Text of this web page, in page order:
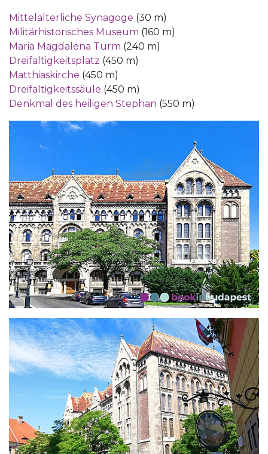
Mittelalterliche Synagoge (30 m)
Militärhistorisches Museum (160 m)
Maria Magdalena Turm (240 m)
Dreifaltigkeitsplatz (450 m)
Matthiaskirche (450 m)
Dreifaltigkeitssäule (450 m)
Denkmal des heiligen Stephan (550 m)